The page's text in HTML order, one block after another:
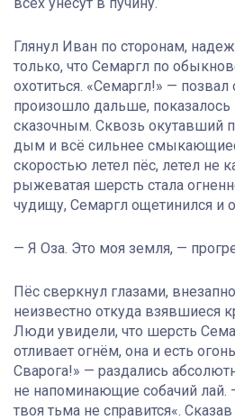
Глянул Иван по сторонам,
только, что Семаргл по
охотиться. «Семаргл!» — позвал
произошло дальше, показалось
сказочным. Сквозь окутавший
дым и всё сильнее
скоростью летел пёс, летел не
рыжеватая шерсть стала
чудищу, Семаргл ощетинился и
— Я Оза. Это моя земля, —
Пёс сверкнул глазами,
неизвестно откуда взявшиеся
Люди увидели, что шерсть
отливает огнём, она и есть
Сварога!» — раздались
не напоминающие собачий лай.
твоя тьма не справится«.